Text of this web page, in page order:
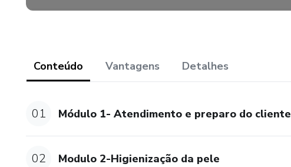
Conteúdo Vantagens Detalhes
01 Módulo 1- Atendimento e preparo do cliente
02 Modulo 2-Higienização da pele